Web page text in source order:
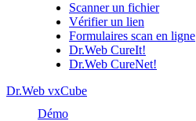
Scanner un fichier
Vérifier un lien
Formulaires scan en ligne
Dr.Web CureIt!
Dr.Web CureNet!
Dr.Web vxCube
Démo